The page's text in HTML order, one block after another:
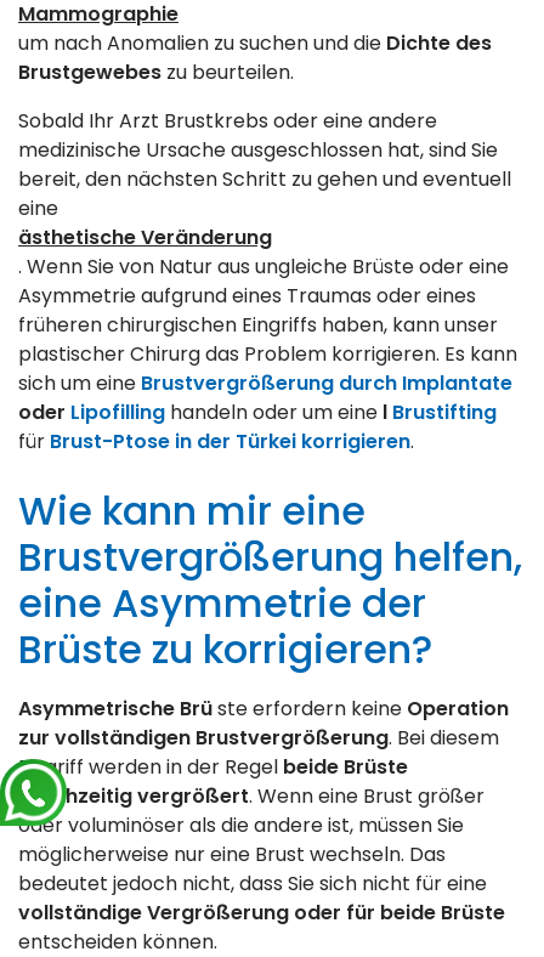
Mammographie
um nach Anomalien zu suchen und die Dichte des
Brustgewebes zu beurteilen.
Sobald Ihr Arzt Brustkrebs oder eine andere
medizinische Ursache ausgeschlossen hat, sind Sie
bereit, den nächsten Schritt zu gehen und eventuell
eine
ästhetische Veränderung
. Wenn Sie von Natur aus ungleiche Brüste oder eine
Asymmetrie aufgrund eines Traumas oder eines
früheren chirurgischen Eingriffs haben, kann unser
plastischer Chirurg das Problem korrigieren. Es kann
sich um eine Brustvergrößerung durch Implantate
oder Lipofilling handeln oder um eine l Brustifting
für Brust-Ptose in der Türkei korrigieren.
Wie kann mir eine
Brustvergrößerung helfen,
eine Asymmetrie der
Brüste zu korrigieren?
Asymmetrische Brüste erfordern keine Operation
zur vollständigen Brustvergrößerung. Bei diesem
Eingriff werden in der Regel beide Brüste
gleichzeitig vergrößert. Wenn eine Brust größer
oder voluminöser als die andere ist, müssen Sie
möglicherweise nur eine Brust wechseln. Das
bedeutet jedoch nicht, dass Sie sich nicht für eine
vollständige Vergrößerung oder für beide Brüste
entscheiden können.